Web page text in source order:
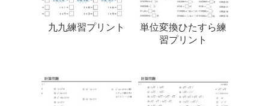
九九練習プリント
単位変換ひたすら練
習プリント